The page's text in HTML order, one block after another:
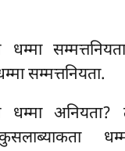
सम्मत्तनियता.
धम्मा